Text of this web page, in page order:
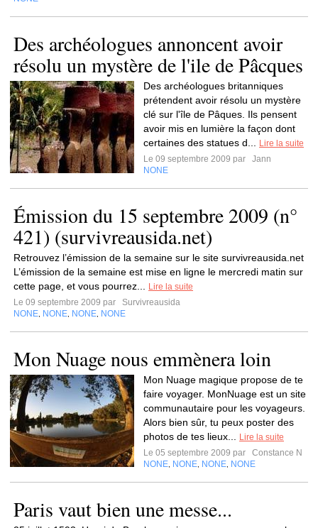
Des archéologues annoncent avoir
résolu un mystère de l'ile de Pâcques
Des archéologues britanniques
prétendent avoir résolu un mystère
clé sur l'île de Pâques. Ils pensent
avoir mis en lumière la façon dont
certaines des statues d...
Lire la suite
Le 09 septembre 2009 par
Jann
NONE
Émission du 15 septembre 2009 (n°
421) (survivreausida.net)
Retrouvez l’émission de la semaine sur le site survivreausida.net
L’émission de la semaine est mise en ligne le mercredi matin sur
cette page, et vous pourrez...
Lire la suite
Le 09 septembre 2009 par
Survivreausida
NONE NONE NONE NONE
Mon Nuage nous emmènera loin
Mon Nuage magique propose de te
faire voyager. MonNuage est un site
communautaire pour les voyageurs.
Alors bien sûr, tu peux poster des
photos de tes lieux...
Lire la suite
Le 05 septembre 2009 par
Constance N
NONE NONE NONE NONE
Paris vaut bien une messe...